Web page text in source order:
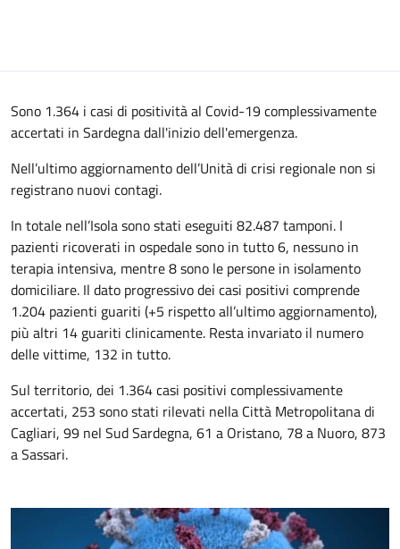
Sono 1.364 i casi di positività al Covid-19 complessivamente
accertati in Sardegna dall'inizio dell'emergenza.
Nell’ultimo aggiornamento dell’Unità di crisi regionale non si
registrano nuovi contagi.
In totale nell’Isola sono stati eseguiti 82.487 tamponi. I
pazienti ricoverati in ospedale sono in tutto 6, nessuno in
terapia intensiva, mentre 8 sono le persone in isolamento
domiciliare. Il dato progressivo dei casi positivi comprende
1.204 pazienti guariti (+5 rispetto all’ultimo aggiornamento),
più altri 14 guariti clinicamente. Resta invariato il numero
delle vittime, 132 in tutto.
Sul territorio, dei 1.364 casi positivi complessivamente
accertati, 253 sono stati rilevati nella Città Metropolitana di
Cagliari, 99 nel Sud Sardegna, 61 a Oristano, 78 a Nuoro, 873
a Sassari.